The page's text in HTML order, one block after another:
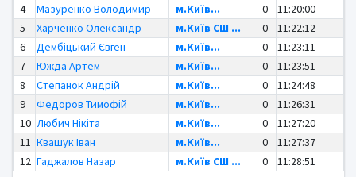
4
Мазуренко Володимир м.Київ... 0
11:20:00
5
Харченко Олександр м.Київ СШ ... 0
11:22:12
6
Дембіцький Євген м.Київ... 0
11:23:11
7
Южда Артем м.Київ... 0
11:23:51
8
Степанок Андрій м.Київ... 0
11:24:48
9
Федоров Тимофій м.Київ... 0
11:26:31
10 Любич Нікіта м.Київ... 0
11:27:20
11 Квашук Іван м.Київ... 0
11:27:37
12 Гаджалов Назар м.Київ СШ ... 0 11:28:51